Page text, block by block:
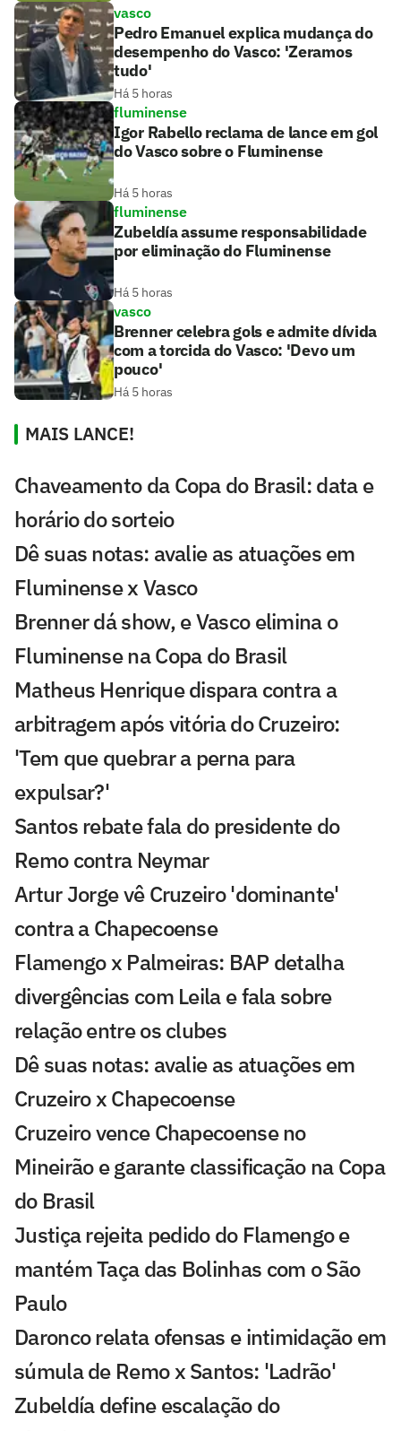
vasco
Pedro Emanuel explica mudança do
desempenho do Vasco: 'Zeramos
tudo'
Há 5 horas
fluminense
Igor Rabello reclama de lance em gol
do Vasco sobre o Fluminense
Há 5 horas
fluminense
Zubeldía assume responsabilidade
por eliminação do Fluminense
Há 5 horas
vasco
Brenner celebra gols e admite dívida
com a torcida do Vasco: 'Devo um
pouco'
Há 5 horas
MAIS LANCE!
Chaveamento da Copa do Brasil: data e
horário do sorteio
Dê suas notas: avalie as atuações em
Fluminense x Vasco
Brenner dá show, e Vasco elimina o
Fluminense na Copa do Brasil
Matheus Henrique dispara contra a
arbitragem após vitória do Cruzeiro:
'Tem que quebrar a perna para
expulsar?'
Santos rebate fala do presidente do
Remo contra Neymar
Artur Jorge vê Cruzeiro 'dominante'
contra a Chapecoense
Flamengo x Palmeiras: BAP detalha
divergências com Leila e fala sobre
relação entre os clubes
Dê suas notas: avalie as atuações em
Cruzeiro x Chapecoense
Cruzeiro vence Chapecoense no
Mineirão e garante classificação na Copa
do Brasil
Justiça rejeita pedido do Flamengo e
mantém Taça das Bolinhas com o São
Paulo
Daronco relata ofensas e intimidação em
súmula de Remo x Santos: 'Ladrão'
Zubeldía define escalação do